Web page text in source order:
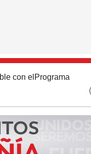
con el Programa